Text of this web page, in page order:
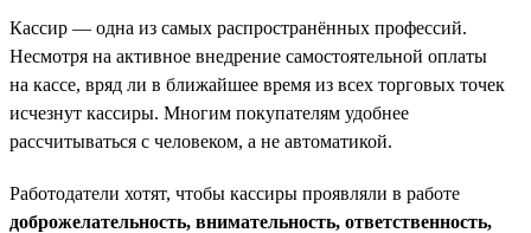
Кассир — одна из самых распространённых профессий.
Несмотря на активное внедрение самостоятельной оплаты
на кассе, вряд ли в ближайшее время из всех торговых точек
исчезнут кассиры. Многим покупателям удобнее
рассчитываться с человеком, а не автоматикой.
Работодатели хотят, чтобы кассиры проявляли в работе
доброжелательность, внимательность, ответственность,